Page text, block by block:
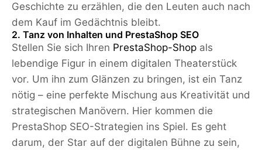
Geschichte zu erzählen, die den Leuten auch nach
dem Kauf im Gedächtnis bleibt.
2. Tanz von Inhalten und PrestaShop SEO
Stellen Sie sich Ihren PrestaShop-Shop als
lebendige Figur in einem digitalen Theaterstück
vor. Um ihn zum Glänzen zu bringen, ist ein Tanz
nötig – eine perfekte Mischung aus Kreativität und
strategischen Manövern. Hier kommen die
PrestaShop SEO-Strategien ins Spiel. Es geht
darum, der Star auf der digitalen Bühne zu sein,